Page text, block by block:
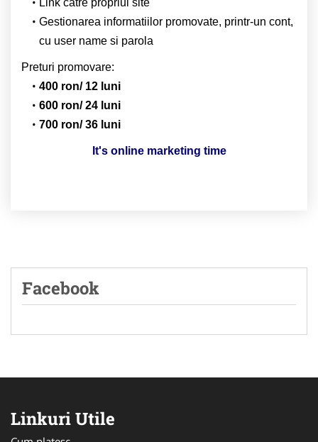
Gestionarea informatiilor promovate, printr-un cont,
cu user name si parola
Preturi promovare:
400 ron/ 12 luni
600 ron/ 24 luni
700 ron/ 36 luni
It's online marketing time
Facebook
Linkuri Utile